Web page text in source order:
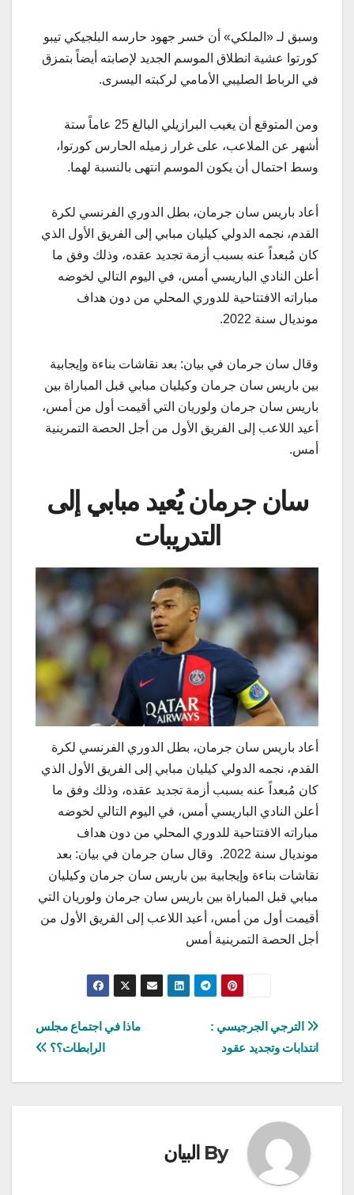
وسبق لـ «الملكي» أن خسر جهود حارسه البلجيكي تيبو
كورتوا عشية انطلاق الموسم الجديد لإصابته أيضاً بتمزق
في الرباط الصليبي الأمامي لركبته اليسرى.
ومن المتوقع أن يغيب البرازيلي البالغ 25 عاماً ستة
أشهر عن الملاعب، على غرار زميله الحارس كورتوا،
وسط احتمال أن يكون الموسم انتهى بالنسبة لهما.
أعاد باريس سان جرمان، بطل الدوري الفرنسي لكرة
القدم، نجمه الدولي كيليان مبابي إلى الفريق الأول الذي
كان مُبعداً عنه بسبب أزمة تجديد عقده، وذلك وفق ما
أعلن النادي الباريسي أمس، في اليوم التالي لخوضه
مباراته الافتتاحية للدوري المحلي من دون هداف
مونديال سنة 2022.
وقال سان جرمان في بيان: بعد نقاشات بناءة وإيجابية
بين باريس سان جرمان وكيليان مبابي قبل المباراة بين
باريس سان جرمان ولوريان التي أقيمت أول من أمس،
أعيد اللاعب إلى الفريق الأول من أجل الحصة التمرينية
أمس.
سان جرمان يُعيد مبابي إلى
التدريبات
أعاد باريس سان جرمان، بطل الدوري الفرنسي لكرة
القدم، نجمه الدولي كيليان مبابي إلى الفريق الأول الذي
كان مُبعداً عنه بسبب أزمة تجديد عقده، وذلك وفق ما
أعلن النادي الباريسي أمس، في اليوم التالي لخوضه
مباراته الافتتاحية للدوري المحلي من دون هداف
مونديال سنة 2022. وقال سان جرمان في بيان: بعد
نقاشات بناءة وإيجابية بين باريس سان جرمان وكيليان
مبابي قبل المباراة بين باريس سان جرمان ولوريان التي
أقيمت أول من أمس، أعيد اللاعب إلى الفريق الأول من
أجل الحصة التمرينية أمس
تصفّح
المقالات
ماذا في اجتماع مجلس
الرابطات؟؟
الترجي الجرجيسي :
انتدابات وتجديد عقود
By البيان